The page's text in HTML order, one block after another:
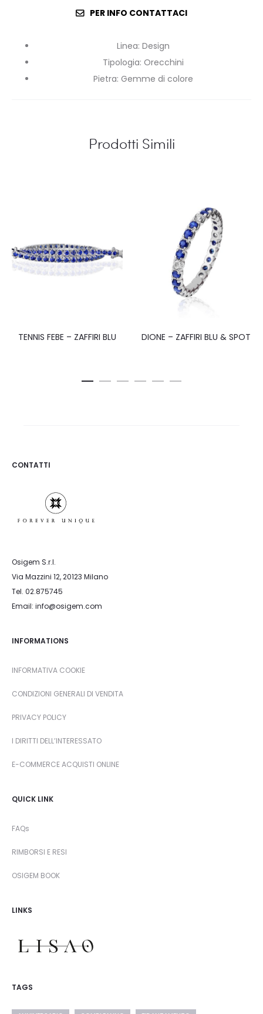
PER INFO CONTATTACI
Linea: Design
Tipologia: Orecchini
Pietra: Gemme di colore
Prodotti Simili
TENNIS FEBE – ZAFFIRI BLU DIONE – ZAFFIRI BLU & SPOT
CONTATTI
Osigem S.r.l.
Via Mazzini 12, 20123 Milano
Tel. 02.875745
Email: info@osigem.com
INFORMATIONS
INFORMATIVA COOKIE
CONDIZIONI GENERALI DI VENDITA
PRIVACY POLICY
I DIRITTI DELL’INTERESSATO
E-COMMERCE ACQUISTI ONLINE
QUICK LINK
FAQs
RIMBORSI E RESI
OSIGEM BOOK
LINKS
TAGS